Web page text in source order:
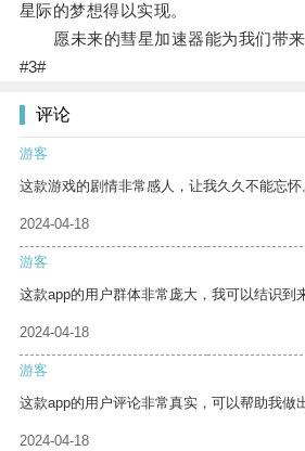
星际的梦想得以实现。
愿未来的彗星加速器能为我们带来
#3#
评论
游客
这款游戏的剧情非常感人，让我久久不能忘怀
2024-04-18
游客
这款app的用户群体非常庞大，我可以结识到
2024-04-18
游客
这款app的用户评论非常真实，可以帮助我做
2024-04-18